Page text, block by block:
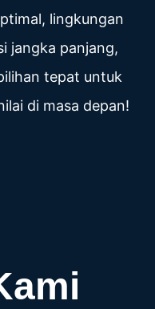
lingkungan
jangka panjang,
tepat untuk
di masa depan!